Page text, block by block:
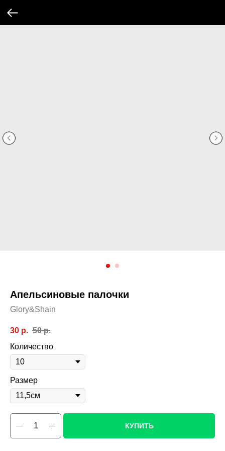
Апельсиновые палочки
Glory&Shain
30 р. 50 р.
Количество
Размер
КУПИТЬ